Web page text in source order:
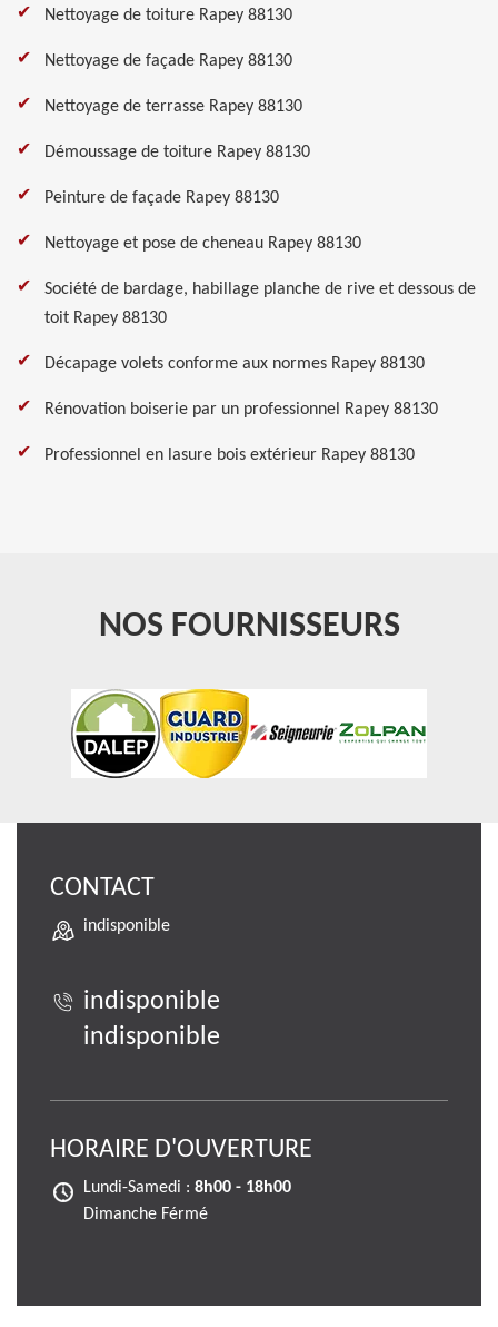
Nettoyage de toiture Rapey 88130
Nettoyage de façade Rapey 88130
Nettoyage de terrasse Rapey 88130
Démoussage de toiture Rapey 88130
Peinture de façade Rapey 88130
Nettoyage et pose de cheneau Rapey 88130
Société de bardage, habillage planche de rive et dessous de
toit Rapey 88130
Décapage volets conforme aux normes Rapey 88130
Rénovation boiserie par un professionnel Rapey 88130
Professionnel en lasure bois extérieur Rapey 88130
NOS FOURNISSEURS
CONTACT
indisponible
indisponible
indisponible
HORAIRE D'OUVERTURE
Lundi-Samedi : 8h00 - 18h00
Dimanche Férmé